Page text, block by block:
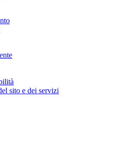
sito e dei servizi